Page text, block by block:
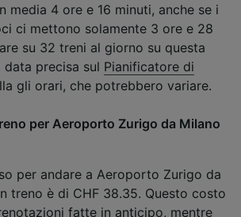
media 4 ore e 16 minuti, anche se i
ci mettono solamente 3 ore e 28
su 32 treni al giorno su questa
precisa sul Pianificatore di
gli orari, che potrebbero variare.
per Aeroporto Zurigo da Milano
per andare a Aeroporto Zurigo da
treno è di CHF 38.35. Questo costo
fatte in anticipo, mentre